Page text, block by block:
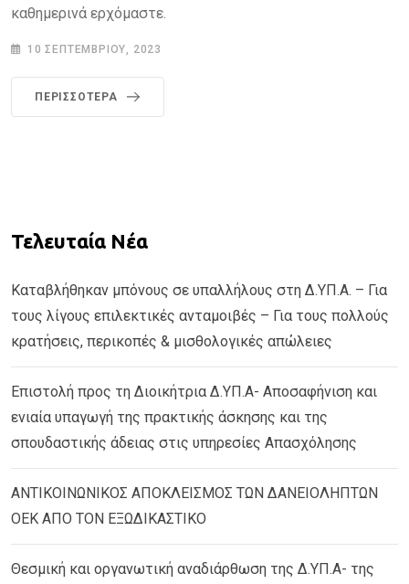
καθημερινά ερχόμαστε.
10 ΣΕΠΤΕΜΒΡΊΟΥ, 2023
ΠΕΡΙΣΣΌΤΕΡΑ
Τελευταία Νέα
Καταβλήθηκαν μπόνους σε υπαλλήλους στη Δ.ΥΠ.Α. – Για
τους λίγους επιλεκτικές ανταμοιβές – Για τους πολλούς
κρατήσεις, περικοπές & μισθολογικές απώλειες
Επιστολή προς τη Διοικήτρια Δ.ΥΠ.Α- Αποσαφήνιση και
ενιαία υπαγωγή της πρακτικής άσκησης και της
σπουδαστικής άδειας στις υπηρεσίες Απασχόλησης
ΑΝΤΙΚΟΙΝΩΝΙΚΟΣ ΑΠΟΚΛΕΙΣΜΟΣ ΤΩΝ ΔΑΝΕΙΟΛΗΠΤΩΝ
ΟΕΚ ΑΠΟ ΤΟΝ ΕΞΩΔΙΚΑΣΤΙΚΟ
Θεσμική και οργανωτική αναδιάρθωση της Δ.ΥΠ.Α- της